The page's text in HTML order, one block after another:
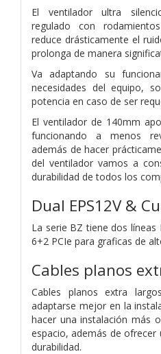
El ventilador ultra
regulado con
reduce drásticamente el
prolonga de manera
Va adaptando su
necesidades del equipo,
potencia en caso de ser
El ventilador de 140mm
funcionando a menos
además de hacer
del ventilador vamos a
durabilidad de todos los
Dual EPS12V &
La serie BZ tiene dos líneas
6+2 PCIe para graficas de
Cables planos
Cables planos extra
adaptarse mejor en la
hacer una instalación más
espacio, además de ofrecer
durabilidad.